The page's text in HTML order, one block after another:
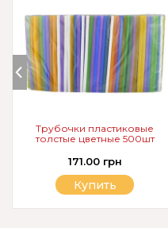
Трубочки пластиковые
толстые цветные 500шт
171.00 грн
Купить